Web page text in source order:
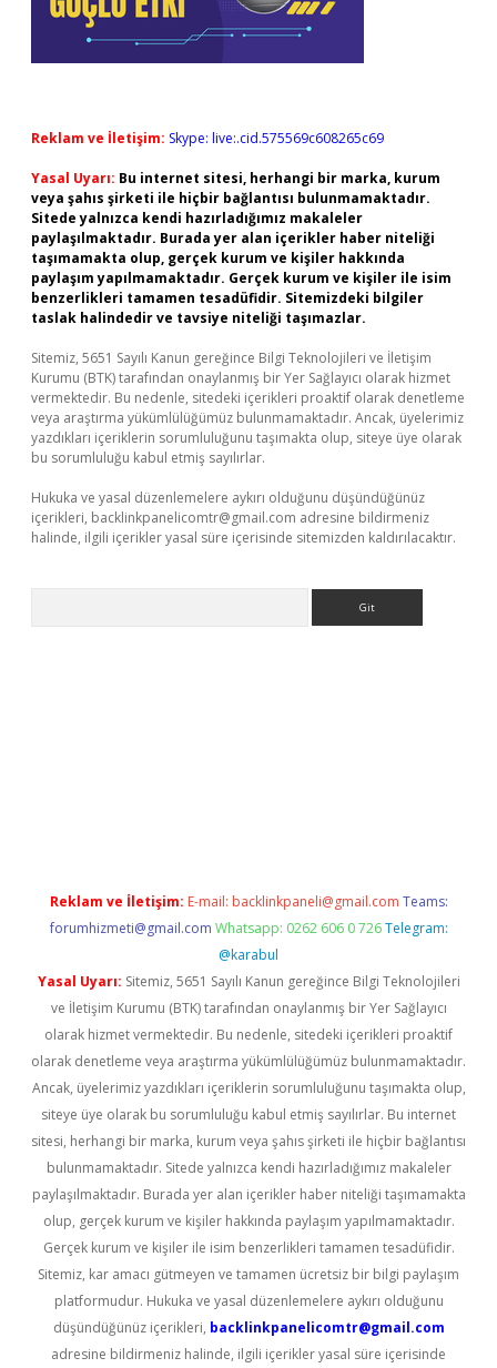
Reklam ve İletişim: Skype: live:.cid.575569c608265c69
Yasal Uyarı: Bu internet sitesi, herhangi bir marka, kurum
veya şahıs şirketi ile hiçbir bağlantısı bulunmamaktadır.
Sitede yalnızca kendi hazırladığımız makaleler
paylaşılmaktadır. Burada yer alan içerikler haber niteliği
taşımamakta olup, gerçek kurum ve kişiler hakkında
paylaşım yapılmamaktadır. Gerçek kurum ve kişiler ile isim
benzerlikleri tamamen tesadüfidir. Sitemizdeki bilgiler
taslak halindedir ve tavsiye niteliği taşımazlar.
Sitemiz, 5651 Sayılı Kanun gereğince Bilgi Teknolojileri ve İletişim
Kurumu (BTK) tarafından onaylanmış bir Yer Sağlayıcı olarak hizmet
vermektedir. Bu nedenle, sitedeki içerikleri proaktif olarak denetleme
veya araştırma yükümlülüğümüz bulunmamaktadır. Ancak, üyelerimiz
yazdıkları içeriklerin sorumluluğunu taşımakta olup, siteye üye olarak
bu sorumluluğu kabul etmiş sayılırlar.
Hukuka ve yasal düzenlemelere aykırı olduğunu düşündüğünüz
içerikleri, backlinkpanelicomtr@gmail.com adresine bildirmeniz
halinde, ilgili içerikler yasal süre içerisinde sitemizden kaldırılacaktır.
Reklam ve İletişim: E-mail: backlinkpaneli@gmail.com Teams:
forumhizmeti@gmail.com Whatsapp: 0262 606 0 726 Telegram:
@karabul
Yasal Uyarı: Sitemiz, 5651 Sayılı Kanun gereğince Bilgi Teknolojileri
ve İletişim Kurumu (BTK) tarafından onaylanmış bir Yer Sağlayıcı
olarak hizmet vermektedir. Bu nedenle, sitedeki içerikleri proaktif
olarak denetleme veya araştırma yükümlülüğümüz bulunmamaktadır.
Ancak, üyelerimiz yazdıkları içeriklerin sorumluluğunu taşımakta olup,
siteye üye olarak bu sorumluluğu kabul etmiş sayılırlar. Bu internet
sitesi, herhangi bir marka, kurum veya şahıs şirketi ile hiçbir bağlantısı
bulunmamaktadır. Sitede yalnızca kendi hazırladığımız makaleler
paylaşılmaktadır. Burada yer alan içerikler haber niteliği taşımamakta
olup, gerçek kurum ve kişiler hakkında paylaşım yapılmamaktadır.
Gerçek kurum ve kişiler ile isim benzerlikleri tamamen tesadüfidir.
Sitemiz, kar amacı gütmeyen ve tamamen ücretsiz bir bilgi paylaşım
platformudur. Hukuka ve yasal düzenlemelere aykırı olduğunu
düşündüğünüz içerikleri, backlinkpanelicomtr@gmail.com
adresine bildirmeniz halinde, ilgili içerikler yasal süre içerisinde